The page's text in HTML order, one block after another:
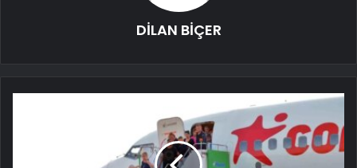
DİLAN BİÇER